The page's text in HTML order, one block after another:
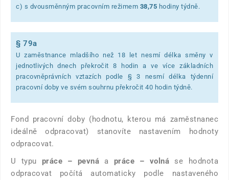
c) s dvousměnným pracovním režimem 38,75 hodiny týdně.
§ 79a
U zaměstnance mladšího než 18 let nesmí délka směny v
jednotlivých dnech překročit 8 hodin a ve více základních
pracovněprávních vztazích podle § 3 nesmí délka týdenní
pracovní doby ve svém souhrnu překročit 40 hodin týdně.
Fond pracovní doby (hodnotu, kterou má zaměstnanec
ideálně odpracovat) stanovíte nastavením hodnoty
odpracovat.
U typu práce – pevná a práce – volná se hodnota
odpracovat počítá automaticky podle nastaveného